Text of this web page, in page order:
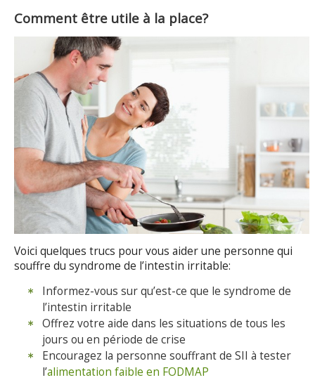
Comment être utile à la place?
Voici quelques trucs pour vous aider une personne qui
souffre du syndrome de l’intestin irritable:
Informez-vous sur qu’est-ce que le syndrome de
l’intestin irritable
Offrez votre aide dans les situations de tous les
jours ou en période de crise
Encouragez la personne souffrant de SII à tester
l’alimentation faible en FODMAP